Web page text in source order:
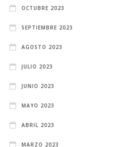
OCTUBRE 2023
SEPTIEMBRE 2023
AGOSTO 2023
JULIO 2023
JUNIO 2023
MAYO 2023
ABRIL 2023
MARZO 2023